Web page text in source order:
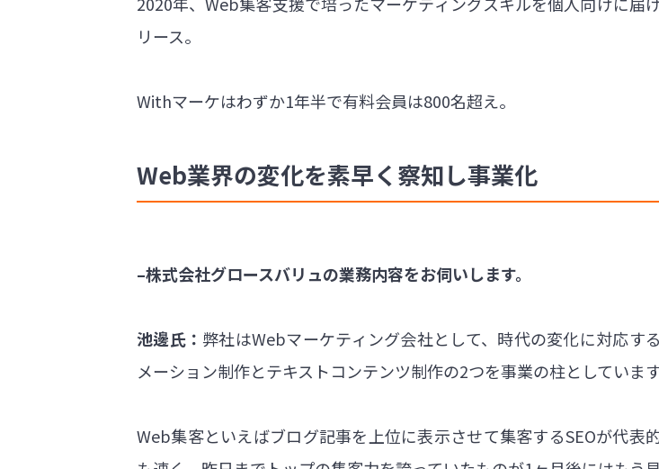
リース。
Withマーケはわずか1年半で有料会員は800名超え。
Web業界の変化を素早く察知し事業化
–株式会社グロースバリュの業務内容をお伺いします。
池邊氏： 弊社はWebマーケティング会社として、時代の変化に対応
メーション制作とテキストコンテンツ制作の2つを事業の柱としています
Web集客といえばブログ記事を上位に表示させて集客するSEOが代